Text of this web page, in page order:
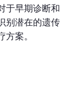
于早期诊断和
别潜在的遗传
案。